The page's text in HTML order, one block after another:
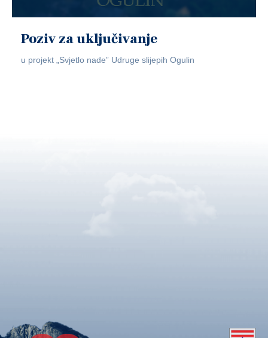
Poziv za uključivanje
u projekt „Svjetlo nade” Udruge slijepih Ogulin